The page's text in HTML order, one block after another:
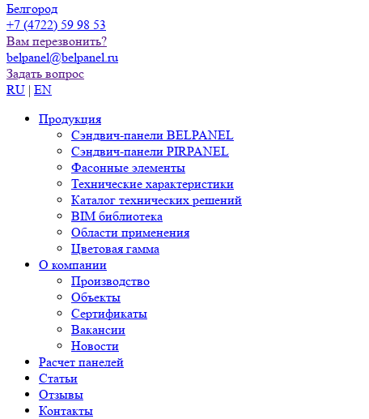
Белгород
+7 (4722) 59 98 53
Вам перезвонить?
belpanel@belpanel.ru
Задать вопрос
RU | EN
Продукция
Сэндвич-панели BELPANEL
Сэндвич-панели PIRPANEL
Фасонные элементы
Технические характеристики
Каталог технических решений
BIM библиотека
Области применения
Цветовая гамма
О компании
Производство
Объекты
Сертификаты
Вакансии
Новости
Расчет панелей
Статьи
Отзывы
Контакты